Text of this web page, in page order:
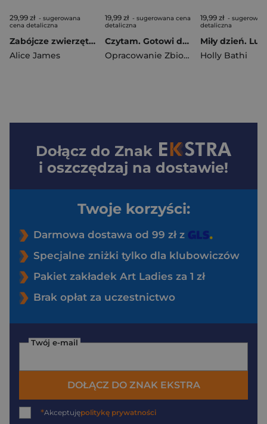
29,99 zł - sugerowana
cena detaliczna
Zabójcze zwierzęta. Lubię naklejać
Alice James
19,99 zł - sugerowana cena
detaliczna
Czytam. Gotowi do szkoły
Opracowanie Zbiorowe
19,99 zł -
detaliczna
Holly Bathi
Dołącz do Znak
i oszczędzaj na dostawie!
Twoje korzyści:
Darmowa dostawa od 99 zł z
Specjalne zniżki tylko dla klubowiczów
Pakiet zakładek Art Ladies za 1 zł
Brak opłat za uczestnictwo
Twój e-mail
DOŁĄCZ DO ZNAK EKSTRA
*Akceptujępolitykę prywatności